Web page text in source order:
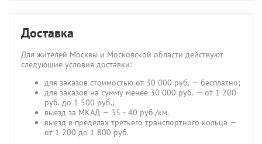
Доставка
Для жителей Москвы и Московской области действуют
следующие условия доставки:
для заказов стоимостью от 30 000 руб. — бесплатно;
для заказов на сумму менее 30 000 руб. — от 1 200
руб. до 1 500 руб.;
выезд за МКАД — 35 - 40 руб./км.
выезд в пределах третьего транспортного кольца —
от 1 200 до 1 800 руб.